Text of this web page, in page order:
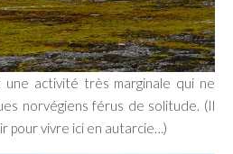
une activité très marginale qui ne
norvégiens férus de solitude. (Il
pour vivre ici en autarcie…)